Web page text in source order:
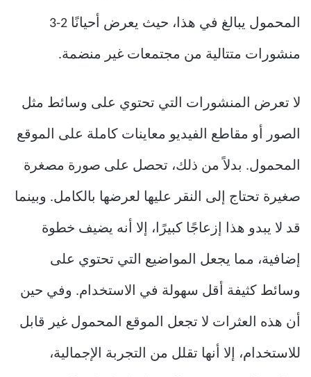
المحمول يبالغ في هذا، حيث يعرض أحيانًا 2-3
منشورات متتالية من مجتمعات غير منضمة.
لا تعرض المنشورات التي تحتوي على وسائط مثل
الصور أو مقاطع الفيديو معاينات كاملة على الموقع
المحمول. بدلاً من ذلك، تحصل على صورة مصغرة
صغيرة تحتاج إلى النقر عليها لعرضها بالكامل. وبينما
قد لا يبدو هذا إزعاجًا كبيرًا، إلا أنه يضيف خطوة
إضافية، مما يجعل المواضيع التي تحتوي على
وسائط كثيفة أقل سهولة في الاستخدام. وفي حين
أن هذه العثرات لا تجعل الموقع المحمول غير قابل
للاستخدام، إلا أنها تقلل من التجربة الإجمالية،